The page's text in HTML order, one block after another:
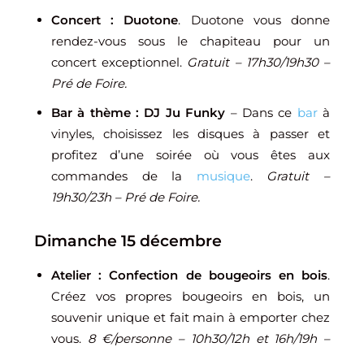
Concert : Duotone. Duotone vous donne
rendez-vous sous le chapiteau pour un
concert exceptionnel. Gratuit – 17h30/19h30 –
Pré de Foire.
Bar à thème : DJ Ju Funky – Dans ce barà
vinyles, choisissez les disques à passer et
profitez d’une soirée où vous êtes aux
commandes de la musique. Gratuit –
19h30/23h – Pré de Foire.
Dimanche 15 décembre
Atelier : Confection de bougeoirs en bois.
Créez vos propres bougeoirs en bois, un
souvenir unique et fait main à emporter chez
vous. 8 €/personne– 10h30/12h et 16h/19h –